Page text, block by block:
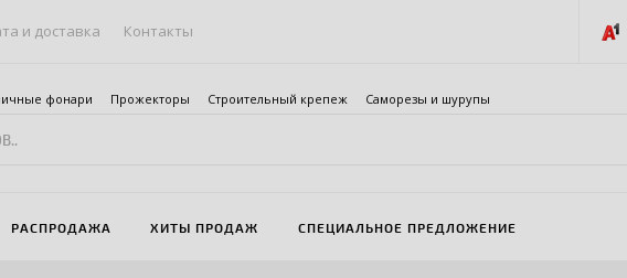
и доставка Контакты
фонари Прожекторы Строительный крепеж Саморезы и шурупы
РАСПРОДАЖА ХИТЫ ПРОДАЖ СПЕЦИАЛЬНОЕ ПРЕДЛОЖЕНИЕ